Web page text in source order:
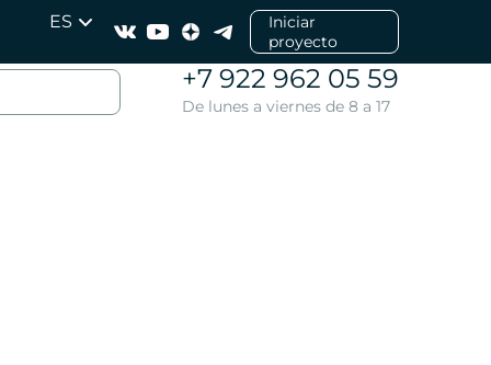
ES
Iniciar
proyecto
+7 922 962 05 59
De lunes a viernes de 8 a 17